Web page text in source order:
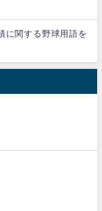
に関する野球用語を